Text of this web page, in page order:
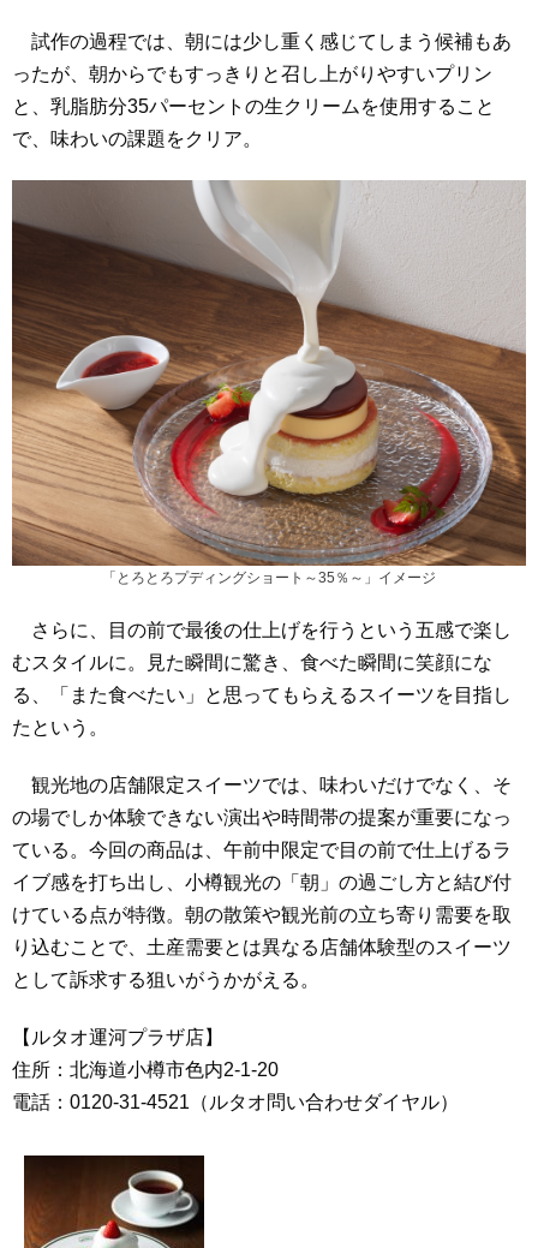
試作の過程では、朝には少し重く感じてしまう候補もあ
ったが、朝からでもすっきりと召し上がりやすいプリン
と、乳脂肪分35パーセントの生クリームを使用すること
で、味わいの課題をクリア。
「とろとろプディングショート～35％～」イメージ
さらに、目の前で最後の仕上げを行うという五感で楽し
むスタイルに。見た瞬間に驚き、食べた瞬間に笑顔にな
る、「また食べたい」と思ってもらえるスイーツを目指し
たという。
観光地の店舗限定スイーツでは、味わいだけでなく、そ
の場でしか体験できない演出や時間帯の提案が重要になっ
ている。今回の商品は、午前中限定で目の前で仕上げるラ
イブ感を打ち出し、小樽観光の「朝」の過ごし方と結び付
けている点が特徴。朝の散策や観光前の立ち寄り需要を取
り込むことで、土産需要とは異なる店舗体験型のスイーツ
として訴求する狙いがうかがえる。
【ルタオ運河プラザ店】
住所：北海道小樽市色内2-1-20
電話：0120-31-4521（ルタオ問い合わせダイヤル）